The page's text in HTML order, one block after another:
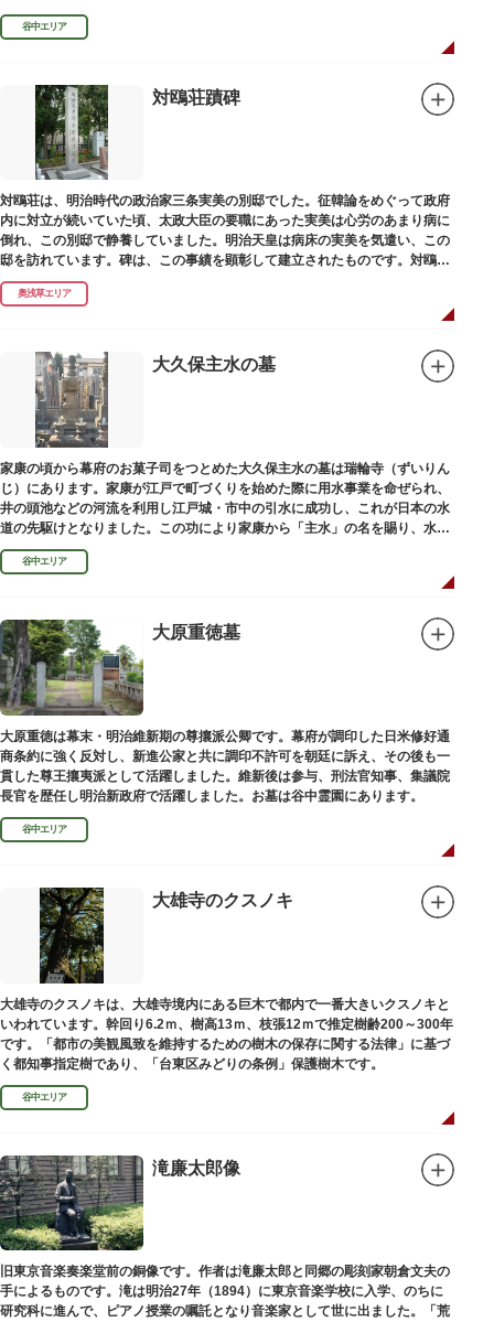
田家に賓使としてまぬかれ、三百石を給せられました。
谷中エリア
対鴎荘蹟碑
対鴎荘は、明治時代の政治家三条実美の別邸でした。征韓論をめぐって政府
内に対立が続いていた頃、太政大臣の要職にあった実美は心労のあまり病に
倒れ、この別邸で静養していました。明治天皇は病床の実美を気遣い、この
邸を訪れています。碑は、この事績を顕彰して建立されたものです。対鴎荘
は、多摩市連光寺に移築されました。
奥浅草エリア
大久保主水の墓
家康の頃から幕府のお菓子司をつとめた大久保主水の墓は瑞輪寺（ずいりん
じ）にあります。家康が江戸で町づくりを始めた際に用水事業を命ぜられ、
井の頭池などの河流を利用し江戸城・市中の引水に成功し、これが日本の水
道の先駆けとなりました。この功により家康から「主水」の名を賜り、水は
濁らざるを尊しとして「もんと」と読むようになったといわれます。
谷中エリア
大原重徳墓
大原重徳は幕末・明治維新期の尊攘派公卿です。幕府が調印した日米修好通
商条約に強く反対し、新進公家と共に調印不許可を朝廷に訴え、その後も一
貫した尊王攘夷派として活躍しました。維新後は参与、刑法官知事、集議院
長官を歴任し明治新政府で活躍しました。お墓は谷中霊園にあります。
谷中エリア
大雄寺のクスノキ
大雄寺のクスノキは、大雄寺境内にある巨木で都内で一番大きいクスノキと
いわれています。幹回り6.2ｍ、樹高13ｍ、枝張12ｍで推定樹齢200～300年
です。「都市の美観風致を維持するための樹木の保存に関する法律」に基づ
く都知事指定樹であり、「台東区みどりの条例」保護樹木です。
谷中エリア
滝廉太郎像
旧東京音楽奏楽堂前の銅像です。作者は滝廉太郎と同郷の彫刻家朝倉文夫の
手によるものです。滝は明治27年（1894）に東京音楽学校に入学、のちに
研究科に進んで、ピアノ授業の嘱託となり音楽家として世に出ました。「荒